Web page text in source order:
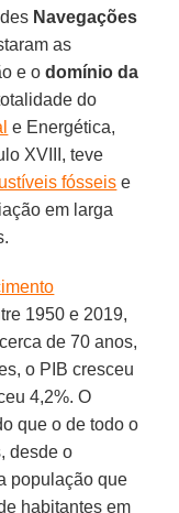
Navegações
as
e odomínio da
do
e Energética,
XVIII, teve
fósseis e
em larga
1950 e 2019,
de 70 anos,
o PIB cresceu
4,2%. O
que o de todo o
desde o
população que
habitantes em